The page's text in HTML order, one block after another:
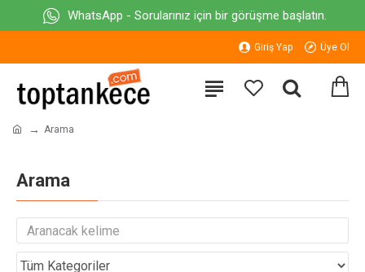
WhatsApp - Sorularınız için bir görüşme başlatın.
Giriş Yap Üye Ol
Arama
Arama